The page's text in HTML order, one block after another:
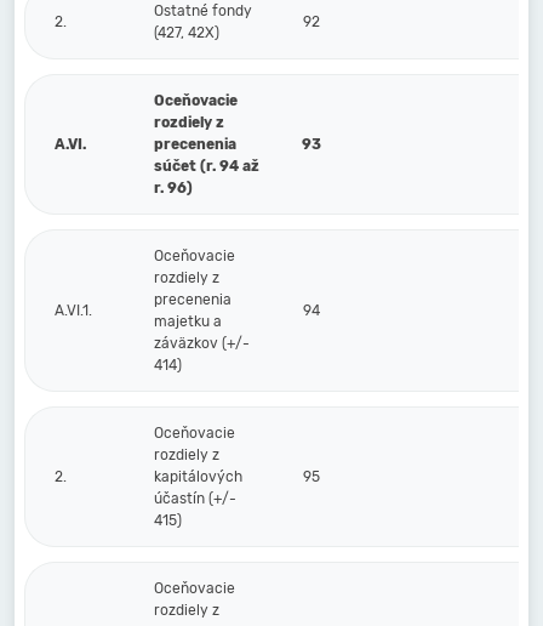
2.
Ostatné fondy
(427, 42X)
92
A.VI.
Oceňovacie
rozdiely z
precenenia
súčet (r. 94 až
r. 96)
93
A.VI.1.
Oceňovacie
rozdiely z
precenenia
majetku a
záväzkov (+/-
414)
94
2.
Oceňovacie
rozdiely z
kapitálových
účastín (+/-
415)
95
Oceňovacie
rozdiely z